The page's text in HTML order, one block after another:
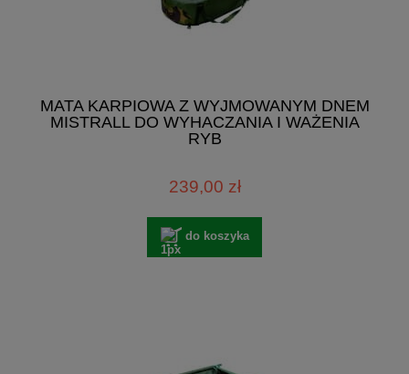
MATA KARPIOWA Z WYJMOWANYM DNEM
MISTRALL DO WYHACZANIA I WAŻENIA
RYB
239,00 zł
do koszyka